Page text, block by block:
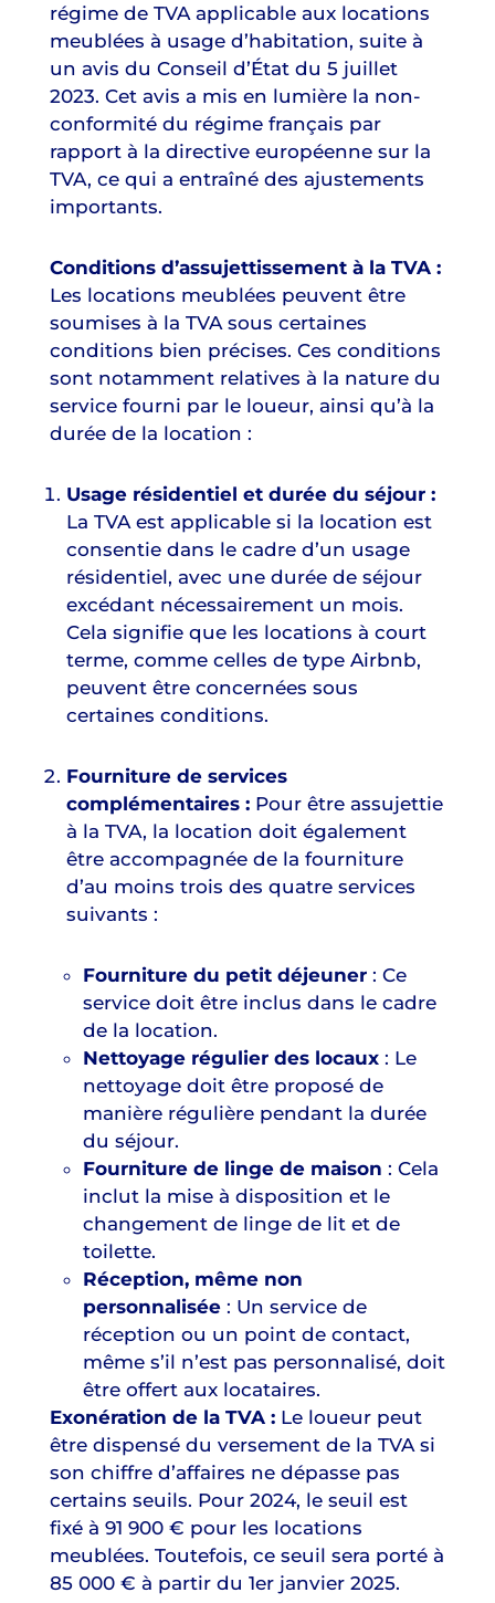
régime de TVA applicable aux locations
meublées à usage d’habitation, suite à
un avis du Conseil d’État du 5 juillet
2023. Cet avis a mis en lumière la non-
conformité du régime français par
rapport à la directive européenne sur la
TVA, ce qui a entraîné des ajustements
importants.
Conditions d’assujettissement à la TVA :
Les locations meublées peuvent être
soumises à la TVA sous certaines
conditions bien précises. Ces conditions
sont notamment relatives à la nature du
service fourni par le loueur, ainsi qu’à la
durée de la location :
Usage résidentiel et durée du séjour :
La TVA est applicable si la location est
consentie dans le cadre d’un usage
résidentiel, avec une durée de séjour
excédant nécessairement un mois.
Cela signifie que les locations à court
terme, comme celles de type Airbnb,
peuvent être concernées sous
certaines conditions.
Fourniture de services
complémentaires : Pour être assujettie
à la TVA, la location doit également
être accompagnée de la fourniture
d’au moins trois des quatre services
suivants :
Fourniture du petit déjeuner : Ce
service doit être inclus dans le cadre
de la location.
Nettoyage régulier des locaux : Le
nettoyage doit être proposé de
manière régulière pendant la durée
du séjour.
Fourniture de linge de maison : Cela
inclut la mise à disposition et le
changement de linge de lit et de
toilette.
Réception, même non
personnalisée : Un service de
réception ou un point de contact,
même s’il n’est pas personnalisé, doit
être offert aux locataires.
Exonération de la TVA : Le loueur peut
être dispensé du versement de la TVA si
son chiffre d’affaires ne dépasse pas
certains seuils. Pour 2024, le seuil est
fixé à 91 900 € pour les locations
meublées. Toutefois, ce seuil sera porté à
85 000 € à partir du 1er janvier 2025.